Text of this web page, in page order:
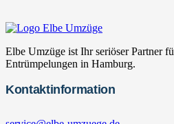
Elbe Umzüge ist Ihr seriöser Partner
Entrümpelungen in Hamburg.
Kontaktinformation